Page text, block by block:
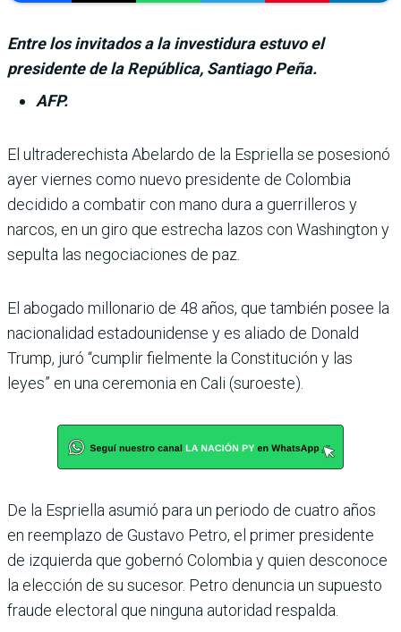
Entre los invitados a la investidura estuvo el
presidente de la República, Santiago Peña.
AFP.
El ultraderechista Abe­lardo de la Espriella se posesionó
ayer viernes como nuevo presi­dente de Colombia
decidido a combatir con mano dura a guerrilleros y
narcos, en un giro que estrecha lazos con Washington y
sepulta las negociaciones de paz.
El abogado millonario de 48 años, que también posee la
nacionalidad estadouni­dense y es aliado de Donald
Trump, juró “cumplir fiel­mente la Constitución y las
leyes” en una ceremonia en Cali (suroeste).
De la Espriella asumió para un periodo de cuatro años
en reemplazo de Gustavo Petro, el primer presidente
de izquierda que gobernó Colombia y quien desconoce
la elección de su sucesor. Petro denuncia un supuesto
fraude electoral que ninguna autoridad respalda.